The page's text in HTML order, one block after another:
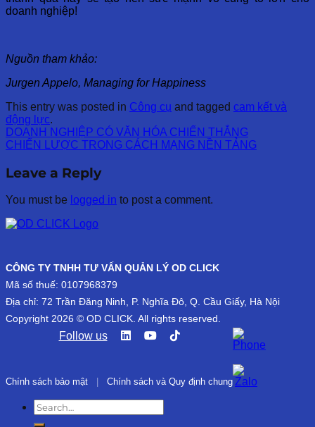
doanh nghiệp!
Nguồn tham khảo:
Jurgen Appelo, Managing for Happiness
This entry was posted in Công cụ and tagged cam kết và
động lực.
DOANH NGHIỆP CÓ VĂN HÓA CHIẾN THẮNG
CHIẾN LƯỢC TRONG CÁCH MẠNG NỀN TẢNG
Leave a Reply
You must be logged in to post a comment.
CÔNG TY TNHH TƯ VẤN QUẢN LÝ OD CLICK
Mã số thuế: 0107968379
Địa chỉ: 72 Trần Đăng Ninh, P. Nghĩa Đô, Q. Cầu Giấy, Hà Nội
Copyright 2026 © OD CLICK. All rights reserved.
Follow us
Chính sách bảo mật Chính sách và Quy định chung